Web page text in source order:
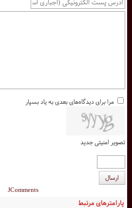
پارامترهای مرتبط
مرا برای دیدگاه‌های بعدی به یاد بسپار
تصویر امنیتی جدید
ارسال
JComments